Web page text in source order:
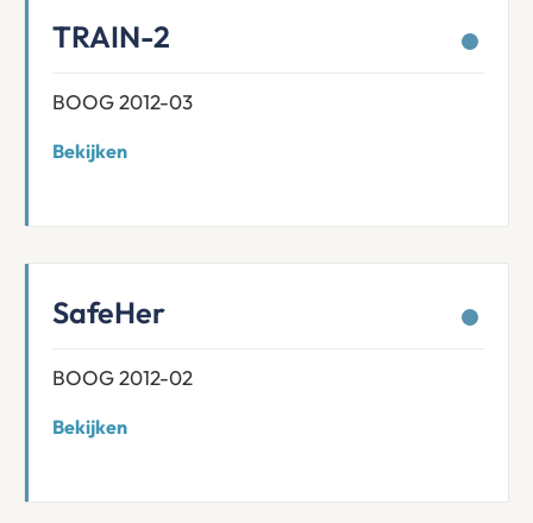
TRAIN-2
BOOG 2012-03
Bekijken
SafeHer
BOOG 2012-02
Bekijken